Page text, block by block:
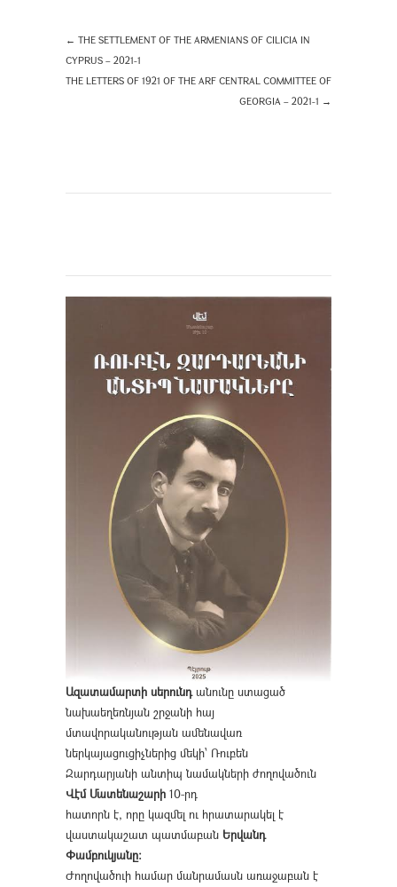
← THE SETTLEMENT OF THE ARMENIANS OF CILICIA IN
CYPRUS – 2021-1
THE LETTERS OF 1921 OF THE ARF CENTRAL COMMITTEE OF
GEORGIA – 2021-1 →
Ազատամարտի սերունդանունը ստացած
նախաեղեռնյան շրջանի հայ
մտավորականության ամենավառ
ներկայացուցիչներից մեկի՝ Ռուբեն
Զարդարյանի անտիպ նամակների ժողովածուն
Վէմ Մատենաշարի 10-րդ
հատորն է, որը կազմել ու հրատարակել է
վաստակաշատ պատմաբան Երվանդ
Փամբուկյանը։
Ժողովածուի համար մանրամասն առաջաբան է